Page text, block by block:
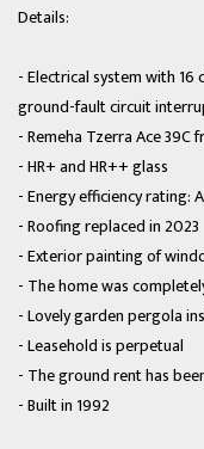
Details:
- Electrical system with
ground-fault circuit
- Remeha Tzerra Ace 39C
- HR+ and HR++ glass
- Energy efficiency rating: A
- Roofing replaced in 2023
- Exterior painting of
- The home was
- Lovely garden pergola
- Leasehold is perpetual
- The ground rent has
- Built in 1992